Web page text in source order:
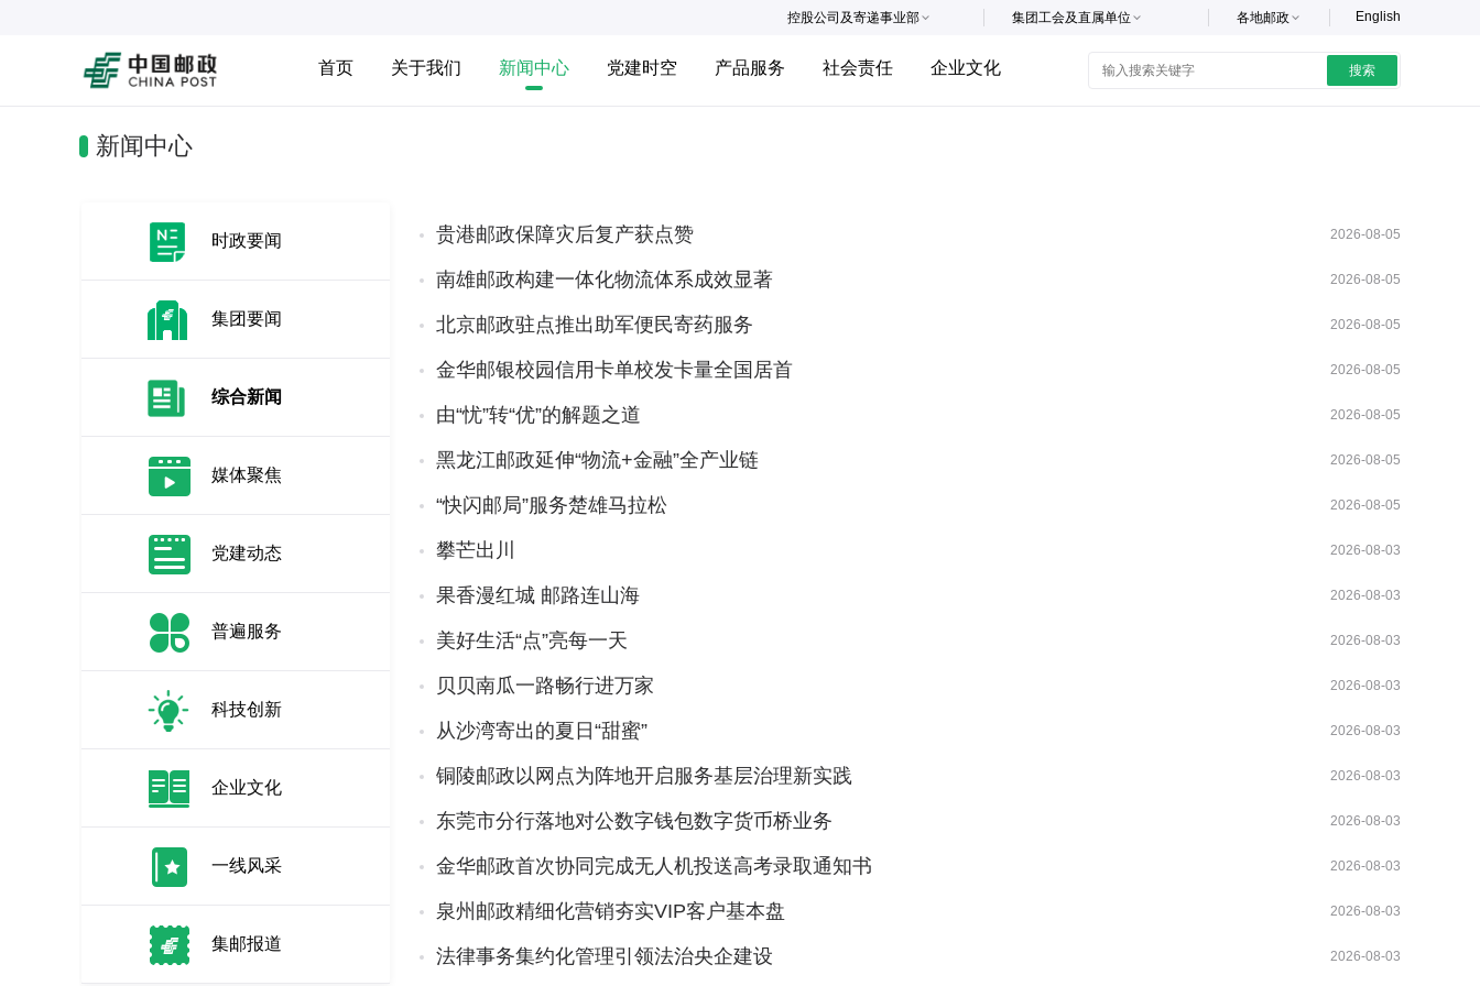
English
各地邮政
集团工会及直属单位
控股公司及寄递事业部
首页 关于我们 新闻中心 党建时空 产品服务 社会责任 企业文化 搜索
新闻中心
时政要闻
集团要闻
综合新闻
媒体聚焦
党建动态
普遍服务
科技创新
企业文化
一线风采
集邮报道
贵港邮政保障灾后复产获点赞 2026-08-05
南雄邮政构建一体化物流体系成效显著 2026-08-05
北京邮政驻点推出助军便民寄药服务 2026-08-05
金华邮银校园信用卡单校发卡量全国居首 2026-08-05
由“忧”转“优”的解题之道 2026-08-05
黑龙江邮政延伸“物流+金融”全产业链 2026-08-05
“快闪邮局”服务楚雄马拉松 2026-08-05
攀芒出川 2026-08-03
果香漫红城 邮路连山海 2026-08-03
美好生活“点”亮每一天 2026-08-03
贝贝南瓜一路畅行进万家 2026-08-03
从沙湾寄出的夏日“甜蜜” 2026-08-03
铜陵邮政以网点为阵地开启服务基层治理新实践 2026-08-03
东莞市分行落地对公数字钱包数字货币桥业务 2026-08-03
金华邮政首次协同完成无人机投送高考录取通知书 2026-08-03
泉州邮政精细化营销夯实VIP客户基本盘 2026-08-03
法律事务集约化管理引领法治央企建设 2026-08-03